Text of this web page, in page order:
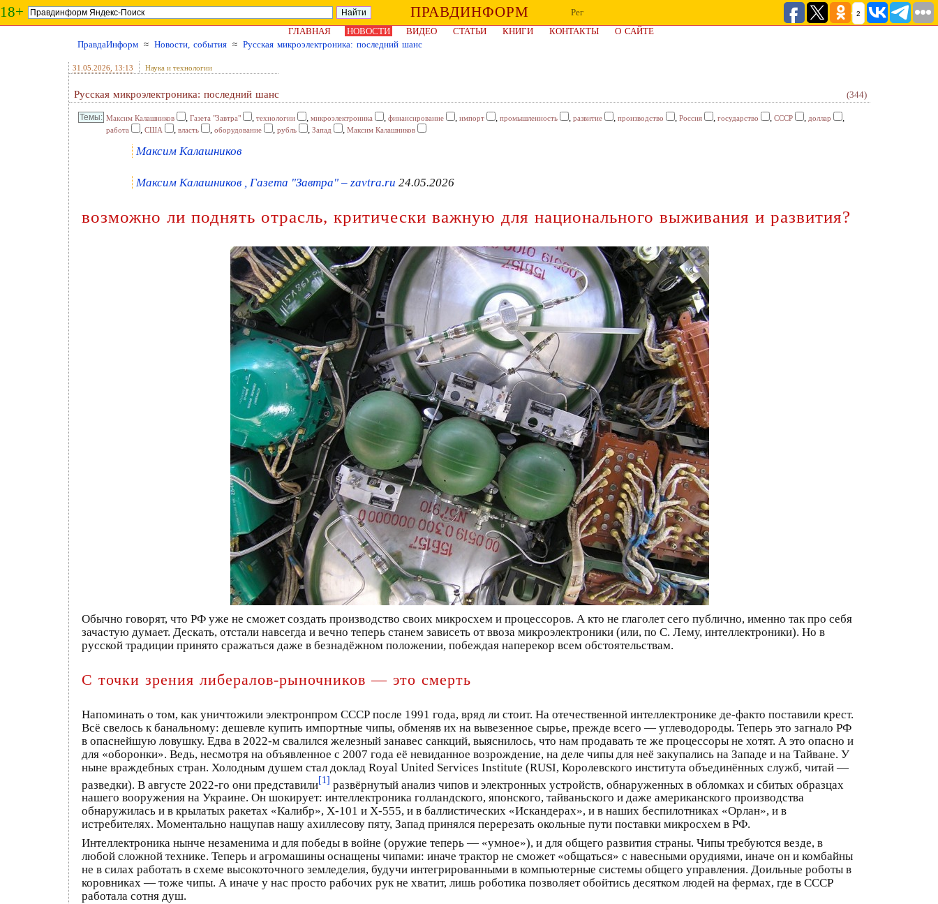
18+ ПРАВДИНФОРМ Рег 2
ГЛАВНАЯ НОВОСТИ ВИДЕО СТАТЬИ КНИГИ КОНТАКТЫ
О САЙТЕ
ПравдаИнформ ≈ Новости, события ≈ Русская микроэлектроника: последний шанс
31.05.2026 , 13:13 Наука и технологии
Русская микроэлектроника: последний шанс (344)
Максим Калашников , Газета "Завтра" , технологии , микроэлектроника , финансирование , импорт , промышленность , развитие , производство , Россия , государство , СССР , доллар ,
работа , США , власть , оборудование , рубль , Запад , Максим Калашников
Максим Калашников
Максим Калашников , Газета "Завтра" – zavtra.ru 24.05.2026
возможно ли поднять отрасль, критически важную для национального выживания и развития?
Обычно говорят, что РФ уже не сможет создать производство своих микросхем и процессоров. А кто не глаголет сего публично, именно так про себя
зачастую думает. Дескать, отстали навсегда и вечно теперь станем зависеть от ввоза микроэлектроники (или, по С. Лему, интеллектроники). Но в
русской традиции принято сражаться даже в безнадёжном положении, побеждая наперекор всем обстоятельствам.
С точки зрения либералов-рыночников — это смерть
Напоминать о том, как уничтожили электронпром СССР после 1991 года, вряд ли стоит. На отечественной интеллектронике де-факто поставили крест.
Всё свелось к банальному: дешевле купить импортные чипы, обменяв их на вывезенное сырье, прежде всего — углеводороды. Теперь это загнало РФ
в опаснейшую ловушку. Едва в 2022‑м свалился железный занавес санкций, выяснилось, что нам продавать те же процессоры не хотят. А это опасно и
для «оборонки». Ведь, несмотря на объявленное с 2007 года её невиданное возрождение, на деле чипы для неё закупались на Западе и на Тайване. У
ныне враждебных стран. Холодным душем стал доклад Royal United Services Institute (RUSI, Королевского института объединённых служб, читай —
разведки). В августе 2022‑го они представили[1] развёрнутый анализ чипов и электронных устройств, обнаруженных в обломках и сбитых образцах
нашего вооружения на Украине. Он шокирует: интеллектроника голландского, японского, тайваньского и даже американского производства
обнаружилась и в крылатых ракетах «Калибр», Х-101 и Х-555, и в баллистических «Искандерах», и в наших беспилотниках «Орлан», и в
истребителях. Моментально нащупав нашу ахиллесову пяту, Запад принялся перерезать окольные пути поставки микросхем в РФ.
Интеллектроника нынче незаменима и для победы в войне (оружие теперь — «умное»), и для общего развития страны. Чипы требуются везде, в
любой сложной технике. Теперь и агромашины оснащены чипами: иначе трактор не сможет «общаться» с навесными орудиями, иначе он и комбайны
не в силах работать в схеме высокоточного земледелия, будучи интегрированными в компьютерные системы общего управления. Доильные роботы в
коровниках — тоже чипы. А иначе у нас просто рабочих рук не хватит, лишь роботика позволяет обойтись десятком людей на фермах, где в СССР
работала сотня душ.